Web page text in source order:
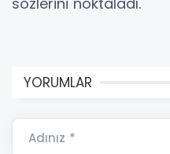
YORUMLAR
Adınız *